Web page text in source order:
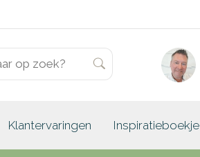
Klantervaringen Inspiratieboekje